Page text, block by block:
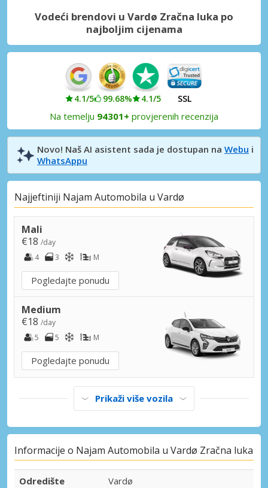
Vodeći brendovi u Vardø Zračna luka po
najboljim cijenama
4.1/5 99.68% 4.1/5 SSL
Na temelju 94301+ provjerenih recenzija
Novo! Naš AI asistent sada je dostupan na Webu i
WhatsAppu
Najjeftiniji Najam Automobila u Vardø
Mali
€18 /day
4
3 M
Pogledajte ponudu
Medium
€18 /day
5
5 M
Pogledajte ponudu
Prikaži više vozila
Informacije o Najam Automobila u Vardø Zračna luka
Odredište
Vardø